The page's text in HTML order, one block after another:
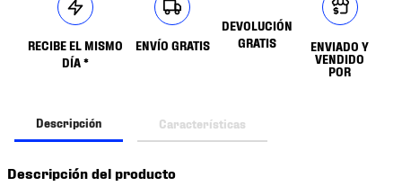
RECIBE EL MISMO
DÍA *
ENVÍO GRATIS
DEVOLUCIÓN
GRATIS
ENVIADO Y
VENDIDO
POR
Descripción Características
Descripción del producto